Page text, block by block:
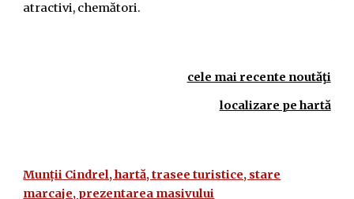
atractivi, chemători.
cele mai recente noutăţi
localizare pe hartă
Munții Cindrel, hartă, trasee turistice, stare
marcaje, prezentarea masivului